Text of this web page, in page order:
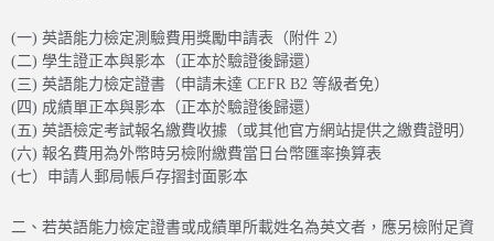
(一) 英語能力檢定測驗費用獎勵申請表（附件 2）
(二) 學生證正本與影本（正本於驗證後歸還）
(三) 英語能力檢定證書（申請未達 CEFR B2 等級者免）
(四) 成績單正本與影本（正本於驗證後歸還）
(五) 英語檢定考試報名繳費收據（或其他官方網站提供之繳費證明）
(六) 報名費用為外幣時另檢附繳費當日台幣匯率換算表
(七）申請人郵局帳戶存摺封面影本
二、若英語能力檢定證書或成績單所載姓名為英文者，應另檢附足資